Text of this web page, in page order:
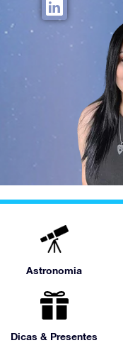
Astronomia
Dicas & Presentes